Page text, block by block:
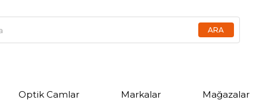
Optik Camlar Markalar Mağazalar